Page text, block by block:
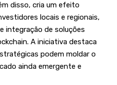
disso, cria um efeito
locais e regionais,
integração de soluções
A iniciativa destaca
podem moldar o
ainda emergente e